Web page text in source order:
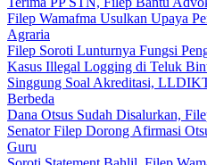
Filep Wamafma Usulkan Upaya
Agraria
Filep Soroti Lunturnya Fungsi
Kasus Illegal Logging di Teluk
Singgung Soal Akreditasi,
Berbeda
Dana Otsus Sudah Disalurkan,
Senator Filep Dorong Afirmasi
Guru